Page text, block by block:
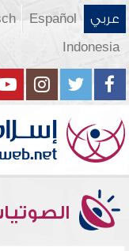
عربي Español
Indonesia